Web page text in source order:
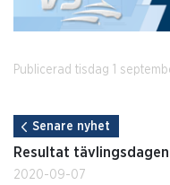
Publicerad tisdag 1
Senare nyhet
Resultat
2020-09-07